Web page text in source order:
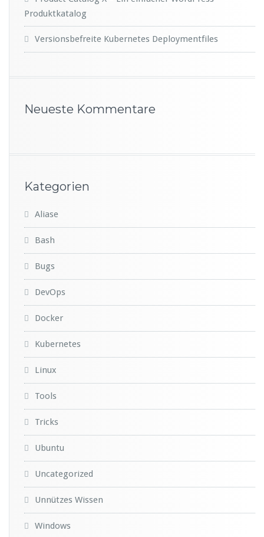
Produktkatalog
Versionsbefreite Kubernetes Deploymentfiles
Neueste Kommentare
Kategorien
Aliase
Bash
Bugs
DevOps
Docker
Kubernetes
Linux
Tools
Tricks
Ubuntu
Uncategorized
Unnützes Wissen
Windows